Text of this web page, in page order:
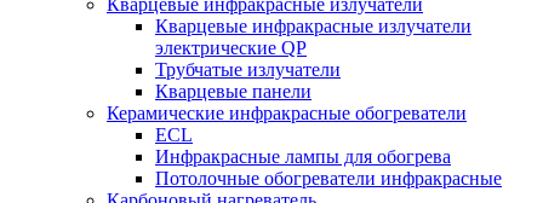
Кварцевые инфракрасные излучатели
Кварцевые инфракрасные излучатели
электрические QP
Трубчатые излучатели
Кварцевые панели
Керамические инфракрасные обогреватели
ECL
Инфракрасные лампы для обогрева
Потолочные обогреватели инфракрасные